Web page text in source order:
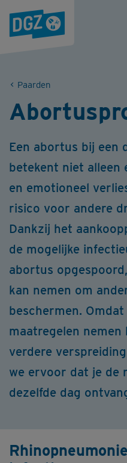
Paarden
Een abortus bij een
betekent niet alleen
en emotioneel
risico voor andere
Dankzij het
de mogelijke
abortus
kan nemen om
beschermen.
maatregelen nemen
verdere
we ervoor dat je de
dezelfde dag